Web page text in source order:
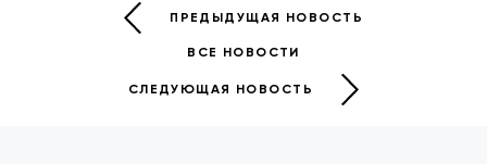
ПРЕДЫДУЩАЯ НОВОСТЬ
ВСЕ НОВОСТИ
СЛЕДУЮЩАЯ НОВОСТЬ